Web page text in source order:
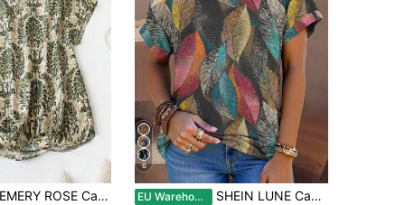
EMERY ROSE Camisa de Senhora Plus Size com Mangas de Morcego e Estampado Botânico para Verão
6
EU Warehouse SHEIN LUNE Camisetas femininas plus size com estampa de folhas vintage, decote em V, manga curta, com punhos dobrados, casual, solta, verão, para mulheres, uso casual